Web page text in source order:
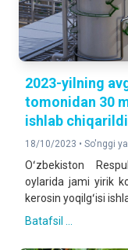
2023-yilning
tomonidan 30
ishlab chiqarildi
18/10/2023 • So'nggi
Oʻzbekiston
oylarida jami yirik
kerosin yoqilgʻisi
Batafsil ...